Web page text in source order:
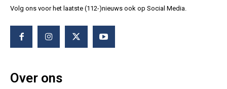
Volg ons voor het laatste (112-)nieuws ook op Social Media.
Over ons